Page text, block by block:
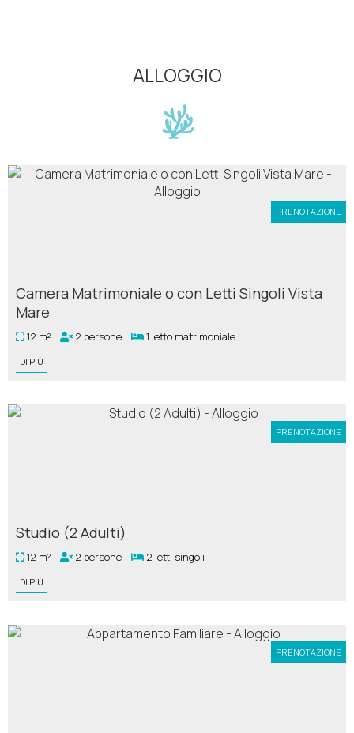
ALLOGGIO
Camera Matrimoniale o con Letti Singoli Vista
Mare
12 m² 2 persone 1 letto matrimoniale
PRENOTAZIONE
DI PIÙ
Studio (2 Adulti)
12 m² 2 persone 2 letti singoli
PRENOTAZIONE
DI PIÙ
PRENOTAZIONE